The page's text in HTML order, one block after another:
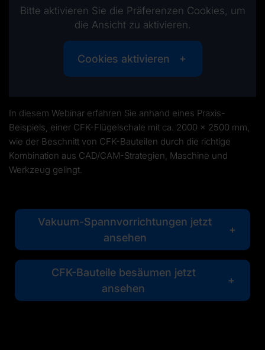
Bitte aktivieren Sie die Präferenzen Cookies, um
die Ansicht zu aktivieren.
Cookies aktivieren
In diesem Webinar erfahren Sie anhand eines Praxis-
Beispiels, einer CFK-Flügelschale mit ca. 2000 x 2500 mm,
wie der Beschnitt von CFK-Bauteilen durch die richtige
Kombination aus CAD/CAM-Strategien, Maschine und
Werkzeug gelingt.
Vakuum-Spannvorrichtungen jetzt
ansehen
CFK-Bauteile besäumen jetzt
ansehen